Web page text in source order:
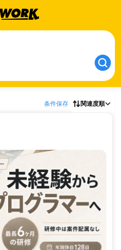
条件保存 関連度順